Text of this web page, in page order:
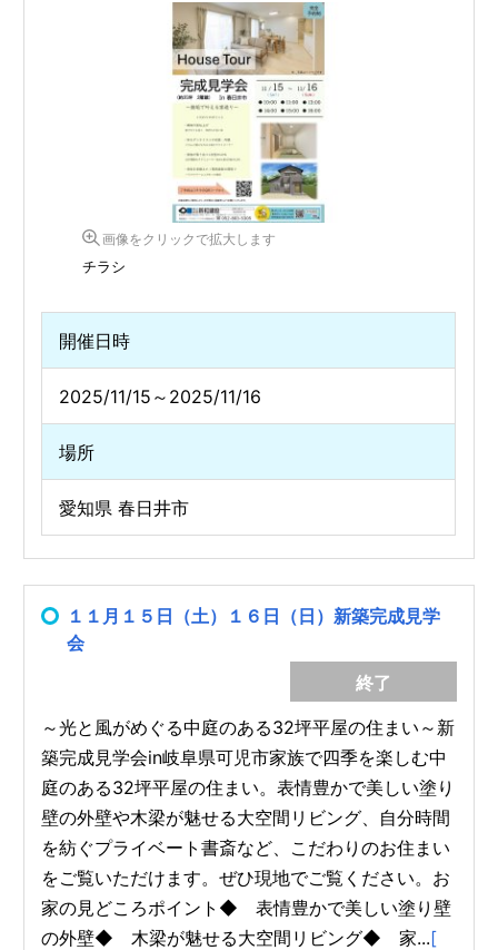
画像をクリックで拡大します
チラシ
開催日時
2025/11/15～2025/11/16
場所
愛知県 春日井市
１１月１５日（土）１６日（日）新築完成見学
会
終了
～光と風がめぐる中庭のある32坪平屋の住まい～新
築完成見学会in岐阜県可児市家族で四季を楽しむ中
庭のある32坪平屋の住まい。表情豊かで美しい塗り
壁の外壁や木梁が魅せる大空間リビング、自分時間
を紡ぐプライベート書斎など、こだわりのお住まい
をご覧いただけます。ぜひ現地でご覧ください。お
家の見どころポイント◆ 表情豊かで美しい塗り壁
の外壁◆ 木梁が魅せる大空間リビング◆ 家...[